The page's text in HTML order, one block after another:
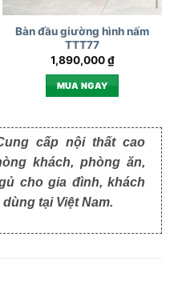
Bàn đầu giường hình nấm
TTT77
1,890,000₫
MUA NGAY
cấp nội thất cao
khách, phòng ăn,
cho gia đình, khách
tại Việt Nam.